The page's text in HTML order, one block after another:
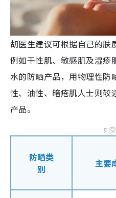
胡医生建议可根据自己的肤
例如干性肌、敏感肌及湿疹
水的防晒产品，用物理性防
性、油性、暗疮肌人士则较
产品。
防晒类
别
主要